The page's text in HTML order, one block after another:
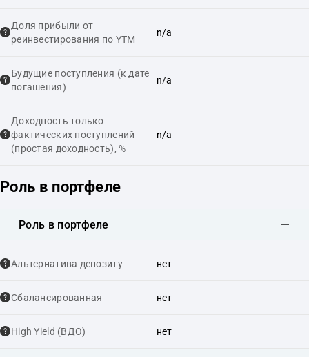
Доля прибыли от
реинвестирования по YTM
n/a
Будущие поступления (к дате
погашения)
n/a
Доходность только
фактических поступлений
(простая доходность), %
n/a
Роль в портфеле
Роль в портфеле
Альтернатива депозиту нет
Сбалансированная нет
High Yield (ВДО) нет